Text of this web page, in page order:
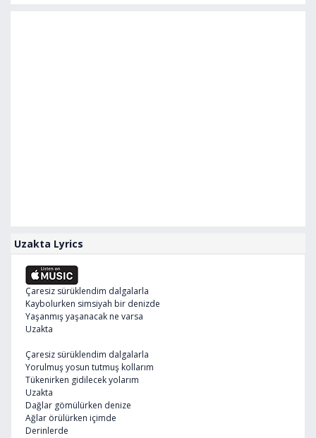
Uzakta Lyrics
Çaresiz sürüklendim dalgalarla
Kaybolurken simsiyah bir denizde
Yaşanmış yaşanacak ne varsa
Uzakta
Çaresiz sürüklendim dalgalarla
Yorulmuş yosun tutmuş kollarım
Tükenirken gidilecek yolarım
Uzakta
Dağlar gömülürken denize
Ağlar örülürken içimde
Derinlerde